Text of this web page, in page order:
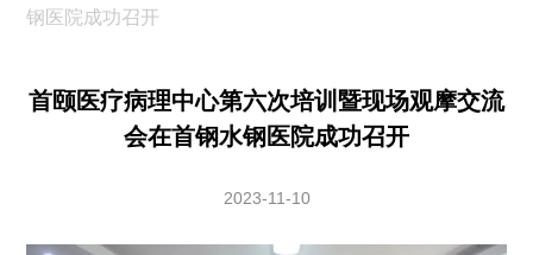
钢医院成功召开
首颐医疗病理中心第六次培训暨现场观摩交流
会在首钢水钢医院成功召开
2023-11-10